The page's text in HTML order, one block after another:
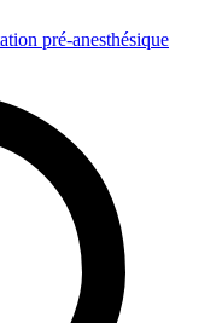
pré-anesthésique